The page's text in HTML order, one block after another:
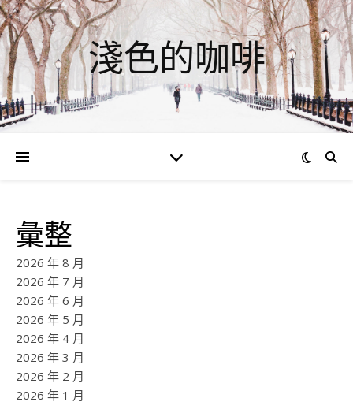
淺色的咖啡
彙整
2026 年 8 月
2026 年 7 月
2026 年 6 月
2026 年 5 月
2026 年 4 月
2026 年 3 月
2026 年 2 月
2026 年 1 月